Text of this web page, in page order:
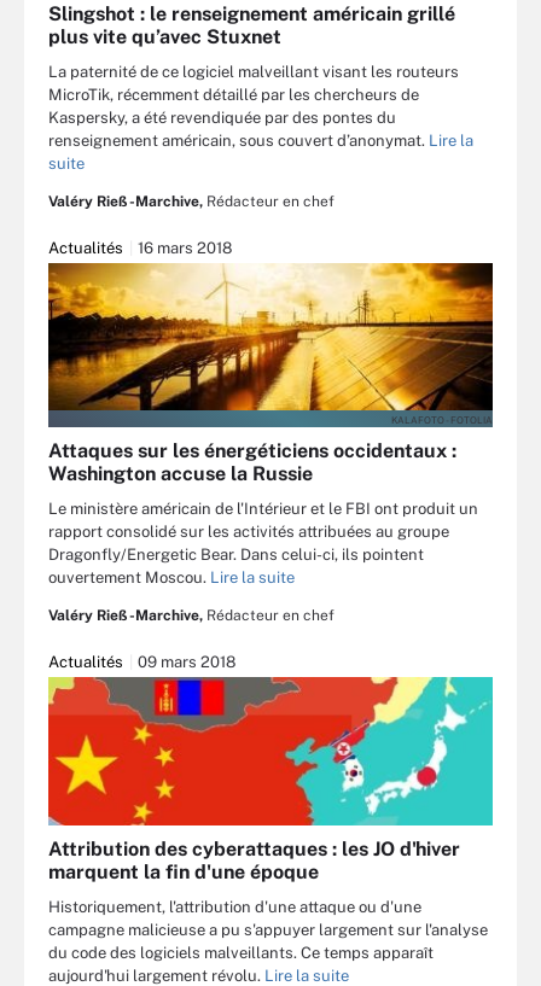
Slingshot : le renseignement américain grillé
plus vite qu’avec Stuxnet
La paternité de ce logiciel malveillant visant les routeurs
MicroTik, récemment détaillé par les chercheurs de
Kaspersky, a été revendiquée par des pontes du
renseignement américain, sous couvert d’anonymat. Lire la
suite
Valéry Rieß-Marchive, Rédacteur en chef
Actualités 16 mars 2018
KALAFOTO - FOTOLIA
Attaques sur les énergéticiens occidentaux :
Washington accuse la Russie
Le ministère américain de l'Intérieur et le FBI ont produit un
rapport consolidé sur les activités attribuées au groupe
Dragonfly/Energetic Bear. Dans celui-ci, ils pointent
ouvertement Moscou. Lire la suite
Valéry Rieß-Marchive, Rédacteur en chef
Actualités 09 mars 2018
Attribution des cyberattaques : les JO d'hiver
marquent la fin d'une époque
Historiquement, l'attribution d'une attaque ou d'une
campagne malicieuse a pu s'appuyer largement sur l'analyse
du code des logiciels malveillants. Ce temps apparaît
aujourd'hui largement révolu. Lire la suite